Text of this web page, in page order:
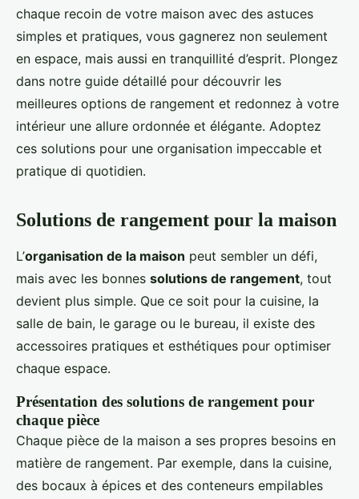
Louis•6 septembre 2024• 6 min de lecture
chaque recoin de votre maison avec des astuces
simples et pratiques, vous gagnerez non seulement
en espace, mais aussi en tranquillité d’esprit. Plongez
dans notre guide détaillé pour découvrir les
meilleures options de rangement et redonnez à votre
intérieur une allure ordonnée et élégante. Adoptez
ces solutions pour une organisation impeccable et
pratique di quotidien.
Solutions de rangement pour la maison
L’organisation de la maison peut sembler un défi,
mais avec les bonnes solutions de rangement, tout
devient plus simple. Que ce soit pour la cuisine, la
salle de bain, le garage ou le bureau, il existe des
accessoires pratiques et esthétiques pour optimiser
chaque espace.
Présentation des solutions de rangement pour
chaque pièce
Chaque pièce de la maison a ses propres besoins en
matière de rangement. Par exemple, dans la cuisine,
des bocaux à épices et des conteneurs empilables